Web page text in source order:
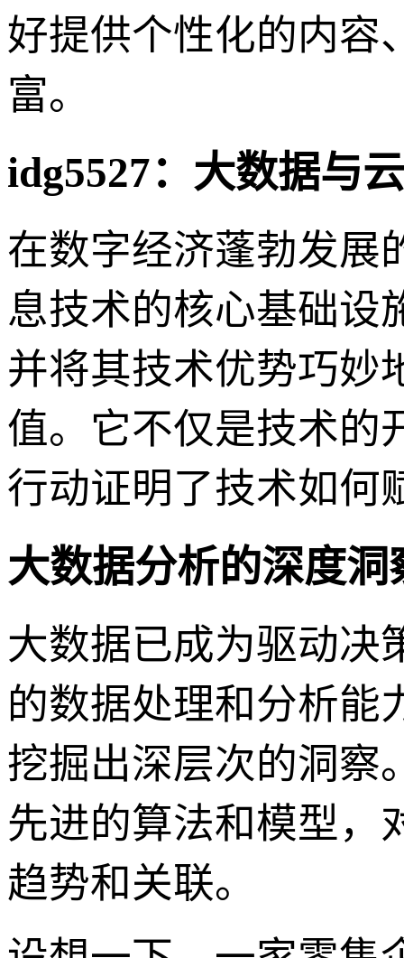
好提供个性化的内容
富。
idg5527：大数据与
在数字经济蓬勃发展
息技术的核心基础设
并将其技术优势巧妙
值。它不仅是技术的
行动证明了技术如何
大数据分析的深度
大数据已成为驱动决
的数据处理和分析能
挖掘出深层次的洞察
先进的算法和模型，
趋势和关联。